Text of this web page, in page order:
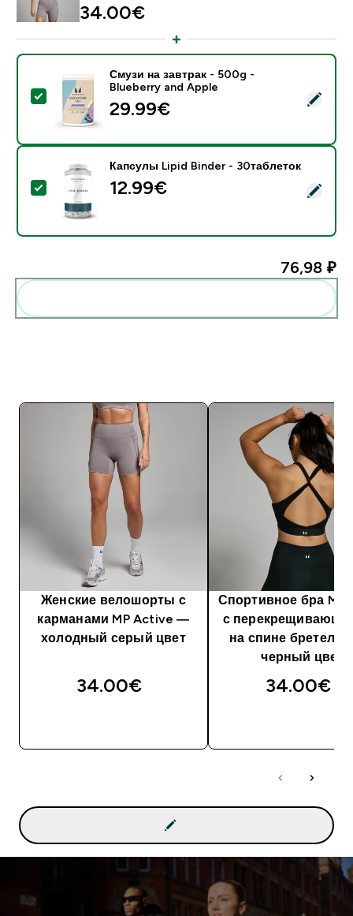
34.00€‎
- Смузи на завтрак - 500g - Blueberry and Apple
Смузи на завтрак - 500g -
Blueberry and Apple
29.99€‎
- Капсулы Lipid Binder - 30таблеток
Капсулы Lipid Binder - 30таблеток
12.99€‎
76,98 ₽‎
Женские велошорты с
карманами MP Active ―
холодный серый цвет
34.00€‎
Спортивное бра MP
с
на спине
черный цвет
34.00€‎